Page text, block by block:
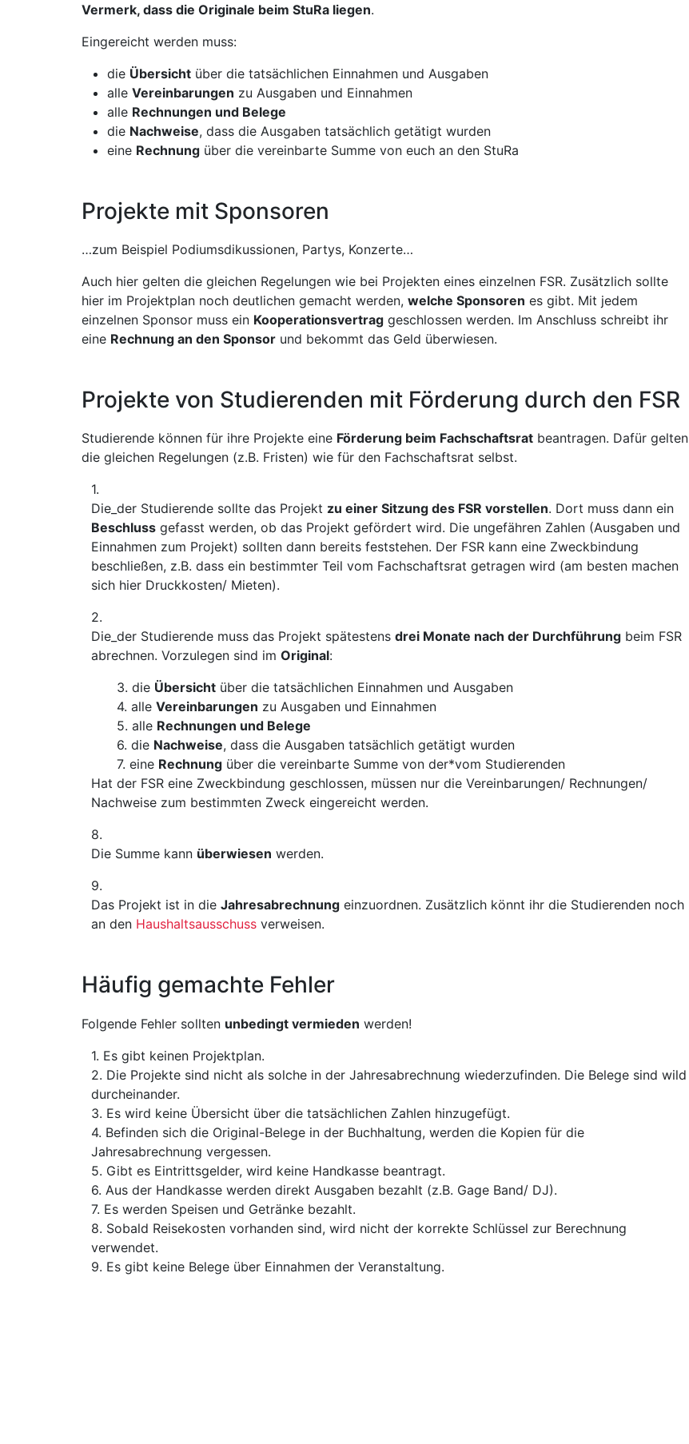
Vermerk, dass die Originale beim StuRa liegen.
Eingereicht werden muss:
die Übersicht über die tatsächlichen Einnahmen und Ausgaben
alle Vereinbarungen zu Ausgaben und Einnahmen
alle Rechnungen und Belege
die Nachweise, dass die Ausgaben tatsächlich getätigt wurden
eine Rechnung über die vereinbarte Summe von euch an den StuRa
Projekte mit Sponsoren
…zum Beispiel Podiumsdikussionen, Partys, Konzerte…
Auch hier gelten die gleichen Regelungen wie bei Projekten eines einzelnen FSR. Zusätzlich sollte
hier im Projektplan noch deutlichen gemacht werden, welche Sponsoren es gibt. Mit jedem
einzelnen Sponsor muss ein Kooperationsvertrag geschlossen werden. Im Anschluss schreibt ihr
eine Rechnung an den Sponsor und bekommt das Geld überwiesen.
Projekte von Studierenden mit Förderung durch den FSR
Studierende können für ihre Projekte eine Förderung beim Fachschaftsrat beantragen. Dafür gelten
die gleichen Regelungen (z.B. Fristen) wie für den Fachschaftsrat selbst.
Die_der Studierende sollte das Projekt zu einer Sitzung des FSR vorstellen. Dort muss dann ein
Beschluss gefasst werden, ob das Projekt gefördert wird. Die ungefähren Zahlen (Ausgaben und
Einnahmen zum Projekt) sollten dann bereits feststehen. Der FSR kann eine Zweckbindung
beschließen, z.B. dass ein bestimmter Teil vom Fachschaftsrat getragen wird (am besten machen
sich hier Druckkosten/ Mieten).
Die_der Studierende muss das Projekt spätestens drei Monate nach der Durchführung beim FSR
abrechnen. Vorzulegen sind im Original:
die Übersicht über die tatsächlichen Einnahmen und Ausgaben
alle Vereinbarungen zu Ausgaben und Einnahmen
alle Rechnungen und Belege
die Nachweise, dass die Ausgaben tatsächlich getätigt wurden
eine Rechnung über die vereinbarte Summe von der*vom Studierenden
Hat der FSR eine Zweckbindung geschlossen, müssen nur die Vereinbarungen/ Rechnungen/
Nachweise zum bestimmten Zweck eingereicht werden.
Die Summe kann überwiesen werden.
Das Projekt ist in die Jahresabrechnung einzuordnen. Zusätzlich könnt ihr die Studierenden noch
an den Haushaltsausschuss verweisen.
Häufig gemachte Fehler
Folgende Fehler sollten unbedingt vermieden werden!
Es gibt keinen Projektplan.
Die Projekte sind nicht als solche in der Jahresabrechnung wiederzufinden. Die Belege sind wild
durcheinander.
Es wird keine Übersicht über die tatsächlichen Zahlen hinzugefügt.
Befinden sich die Original-Belege in der Buchhaltung, werden die Kopien für die
Jahresabrechnung vergessen.
Gibt es Eintrittsgelder, wird keine Handkasse beantragt.
Aus der Handkasse werden direkt Ausgaben bezahlt (z.B. Gage Band/ DJ).
Es werden Speisen und Getränke bezahlt.
Sobald Reisekosten vorhanden sind, wird nicht der korrekte Schlüssel zur Berechnung
verwendet.
Es gibt keine Belege über Einnahmen der Veranstaltung.